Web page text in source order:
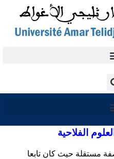
الفلاحية